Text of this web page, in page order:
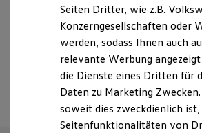
ID. Software Versionen
Digitale Extras
Schnittstellen zu Ihrem
Hybridautos
Marke und Erlebnis
Volkswagen R und R
R-Modelle
Driving Experience
Volkswagen entdecken
+49 5937 92760
Ansprechpartner
Seiten Dritter, wie z.B.
Konzerngesellschaften oder
werden, sodass Ihnen auch
relevante Werbung
die Dienste eines Dritten für
Daten zu Marketing
soweit dies zweckdienlich
Seitenfunktionalitäten von